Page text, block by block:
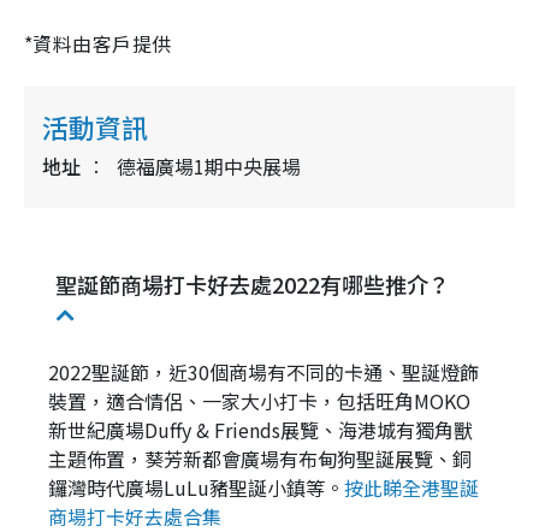
*資料由客戶提供
活動資訊
地址 德福廣場1期中央展場
聖誕節商場打卡好去處2022有哪些推介？
2022聖誕節，近30個商場有不同的卡通、聖誕燈飾
裝置，適合情侶、一家大小打卡，包括旺角MOKO
新世紀廣場Duffy & Friends展覽、海港城有獨角獸
主題佈置，葵芳新都會廣場有布甸狗聖誕展覽、銅
鑼灣時代廣場LuLu豬聖誕小鎮等。 按此睇全港聖誕
商場打卡好去處合集